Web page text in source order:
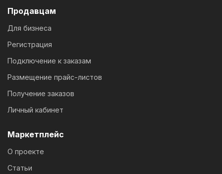
Продавцам
Для бизнеса
Регистрация
Подключение к заказам
Размещение прайс-листов
Получение заказов
Личный кабинет
Маркетплейс
О проекте
Статьи